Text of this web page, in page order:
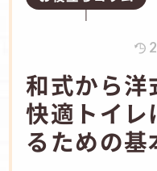
和式から洋
快適トイレ
るための基